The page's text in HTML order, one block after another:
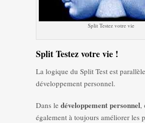
Split Testez votre vie
Split Testez votre vie !
La logique du Split Test est
développement personnel.
Dans le développement personnel,
également à toujours améliorer les